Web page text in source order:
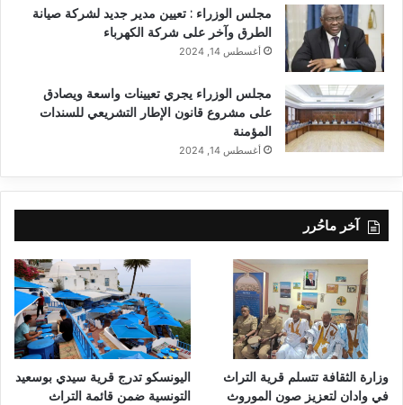
مجلس الوزراء : تعيين مدير جديد لشركة صيانة
الطرق وآخر على شركة الكهرباء
أغسطس 14, 2024
مجلس الوزراء يجري تعيينات واسعة ويصادق
على مشروع قانون الإطار التشريعي للسندات
المؤمنة
أغسطس 14, 2024
آخر ماحُرر
وزارة الثقافة تتسلم قرية التراث
في وادان لتعزيز صون الموروث
اليونسكو تدرج قرية سيدي بوسعيد
التونسية ضمن قائمة التراث